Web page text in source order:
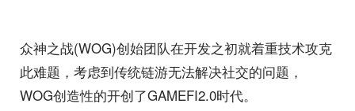
众神之战(WOG)创始团队在开发之初就着重技术攻克
此难题，考虑到传统链游无法解决社交的问题，
WOG创造性的开创了GAMEFI2.0时代。